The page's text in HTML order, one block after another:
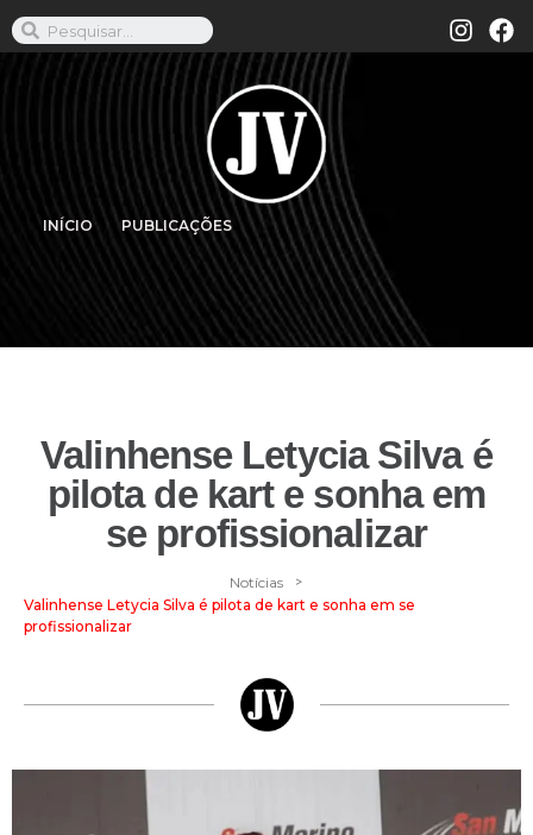
INÍCIO PUBLICAÇÕES
Valinhense Letycia Silva é
pilota de kart e sonha em
se profissionalizar
Notícias >
Valinhense Letycia Silva é pilota de kart e sonha em se
profissionalizar